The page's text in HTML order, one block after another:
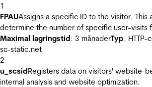
1
FPAUAssigns a specific ID to the visitor.
determine the number of specific user-visits
Maximal lagringstid: 3 månaderTyp: HTTP-
sc-static.net
2
u_scsidRegisters data on visitors' website-
internal analysis and website optimization.